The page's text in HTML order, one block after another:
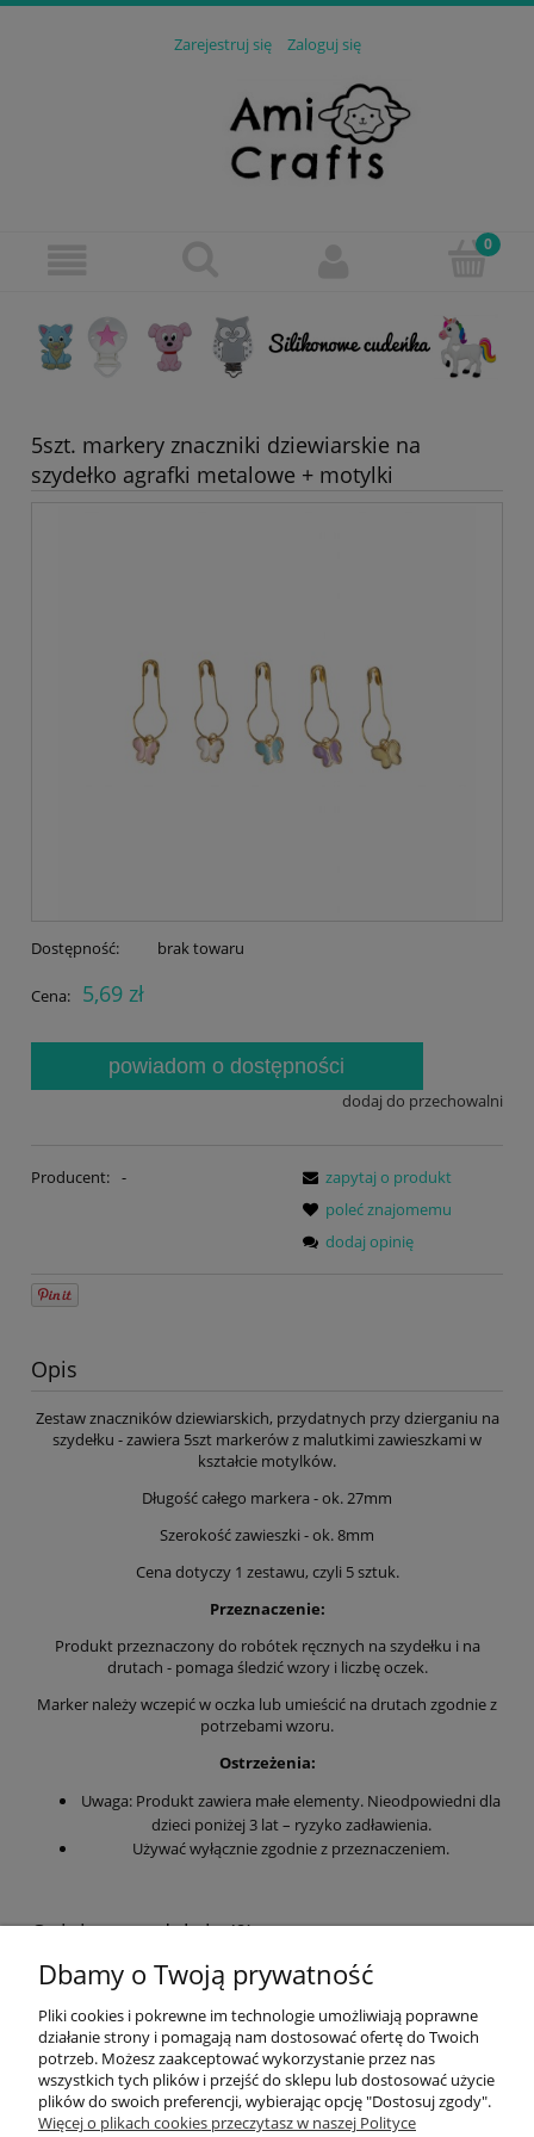
Zarejestruj się Zaloguj się
5szt. markery znaczniki dziewiarskie na
szydełko agrafki metalowe + motylki
Dostępność: brak towaru
Cena: 5,69 zł
powiadom o dostępności
dodaj do przechowalni
Producent: -
zapytaj o produkt
poleć znajomemu
dodaj opinię
Opis
Zestaw znaczników dziewiarskich, przydatnych przy dzierganiu na
szydełku - zawiera 5szt markerów z malutkimi zawieszkami w
kształcie motylków.
Długość całego markera - ok. 27mm
Szerokość zawieszki - ok. 8mm
Cena dotyczy 1 zestawu, czyli 5 sztuk.
Przeznaczenie:
Produkt przeznaczony do robótek ręcznych na szydełku i na
drutach - pomaga śledzić wzory i liczbę oczek.
Marker należy wczepić w oczka lub umieścić na drutach zgodnie z
potrzebami wzoru.
Ostrzeżenia:
Uwaga: Produkt zawiera małe elementy. Nieodpowiedni dla
dzieci poniżej 3 lat – ryzyko zadławienia.
Używać wyłącznie zgodnie z przeznaczeniem.
Opinie o produkcie (0)
Wyświetlane są wszystkie opinie (pozytywne i negatywne). Nie
weryfikujemy, czy pochodzą one od klientów, którzy kupili dany
produkt.
Informacje
Dbamy o Twoją prywatność
Pliki cookies i pokrewne im technologie umożliwiają poprawne
działanie strony i pomagają nam dostosować ofertę do Twoich
potrzeb. Możesz zaakceptować wykorzystanie przez nas
wszystkich tych plików i przejść do sklepu lub dostosować użycie
plików do swoich preferencji, wybierając opcję "Dostosuj zgody".
Więcej o plikach cookies przeczytasz w naszej Polityce